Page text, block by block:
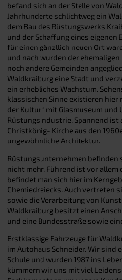
befand sich an der Stelle von
Jahrhunderte schlichtweg ein
dem Bau des Rüstungswerks
und der Schaffung eines
für einen gänzllich neuen Ort
und nach wurden der
noch andere Gemeinden
Waldkraiburg eine Stadt und
ein erhebliches Wachstum.
klassischen Sinne existieren hier
der Kultur“ mit Glasmuseum und
Rüstungsindustrie. Spannend ist
Christkönig- Kirche aus den
ungewöhnliche Architektur.
Rüstungsunternehmen befinden
nicht mehr. Führend ist vor allem
befindet man sich hier im
Chemiedreiecks. Auch vertreten
sowie die Verarbeitung von
Waldkraiburg besitzt einen
und eine Bundesstraße sowie
Erstklassige Fahrzeuge für
im Autohaus Schneider. Wir sind
Schule und wurden 1987 ins
kümmern wir uns mit viel